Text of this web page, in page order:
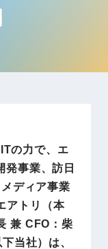
の力で、エ
発事業、訪日
ディア事業
アトリ（本
兼 CFO：柴
当社）は、